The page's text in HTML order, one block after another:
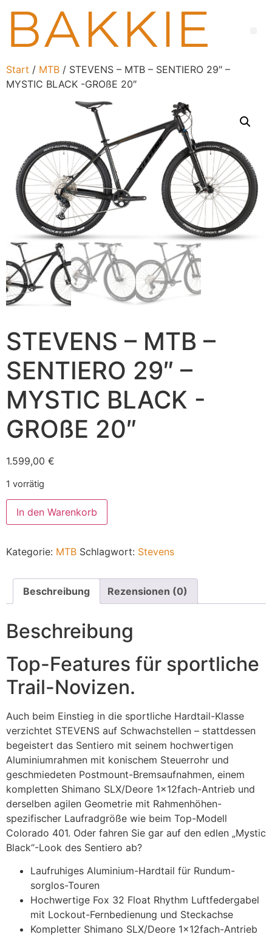
Start / MTB / STEVENS – MTB – SENTIERO 29″ –
MYSTIC BLACK -GROßE 20″
STEVENS – MTB –
SENTIERO 29″ –
MYSTIC BLACK -
GROßE 20″
1.599,00 €
1 vorrätig
In den Warenkorb
Kategorie: MTB Schlagwort: Stevens
Beschreibung Rezensionen (0)
Beschreibung
Top-Features für sportliche
Trail-Novizen.
Auch beim Einstieg in die sportliche Hardtail-Klasse
verzichtet STEVENS auf Schwachstellen – stattdessen
begeistert das Sentiero mit seinem hochwertigen
Aluminiumrahmen mit konischem Steuerrohr und
geschmiedeten Postmount-Bremsaufnahmen, einem
kompletten Shimano SLX/Deore 1x12fach-Antrieb und
derselben agilen Geometrie mit Rahmenhöhen-
spezifischer Laufradgröße wie beim Top-Modell
Colorado 401. Oder fahren Sie gar auf den edlen „Mystic
Black“-Look des Sentiero ab?
Laufruhiges Aluminium-Hardtail für Rundum-
sorglos-Touren
Hochwertige Fox 32 Float Rhythm Luftfedergabel
mit Lockout-Fernbedienung und Steckachse
Kompletter Shimano SLX/Deore 1x12fach-Antrieb